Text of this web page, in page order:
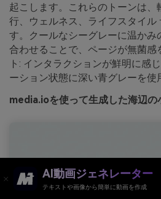
起こします。これらのトーンは、
行、ウェルネス、ライフスタイル
す。クールなシーグレーに温かみ
合わせることで、ページが無菌感
ト: インタラクションが鮮明に感
ーション状態に深い青グレーを使
media.ioを使って生成した海辺の
AI動画ジェネレーター
テキストや画像から簡単に動画を作成